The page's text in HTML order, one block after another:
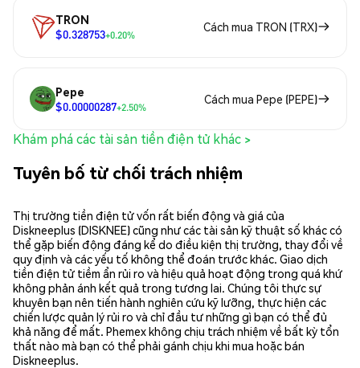
TRON
$0.328753+0.20%
Cách mua TRON (TRX)
Pepe
$0.00000287+2.50%
Cách mua Pepe (PEPE)
Khám phá các tài sản tiền điện tử khác >
Tuyên bố từ chối trách nhiệm
Thị trường tiền điện tử vốn rất biến động và giá của
Diskneeplus (DISKNEE) cũng như các tài sản kỹ thuật số khác có
thể gặp biến động đáng kể do điều kiện thị trường, thay đổi về
quy định và các yếu tố không thể đoán trước khác. Giao dịch
tiền điện tử tiềm ẩn rủi ro và hiệu quả hoạt động trong quá khứ
không phản ánh kết quả trong tương lai. Chúng tôi thực sự
khuyên bạn nên tiến hành nghiên cứu kỹ lưỡng, thực hiện các
chiến lược quản lý rủi ro và chỉ đầu tư những gì bạn có thể đủ
khả năng để mất. Phemex không chịu trách nhiệm về bất kỳ tổn
thất nào mà bạn có thể phải gánh chịu khi mua hoặc bán
Diskneeplus.